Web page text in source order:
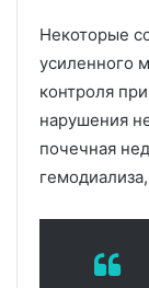
Некоторые
усиленного
контроля
нарушения
почечная